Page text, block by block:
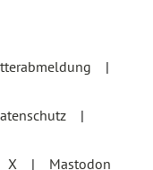
X Mastodon